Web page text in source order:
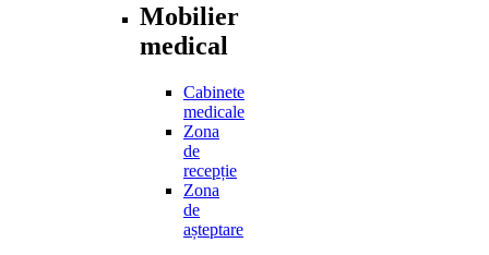
Mobilier
medical
Cabinete
medicale
Zona
de
recepție
Zona
de
așteptare